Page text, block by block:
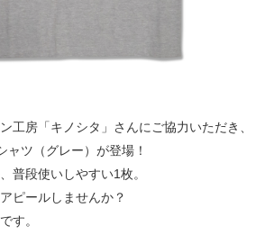
工房「キノシタ」さんにご協力いただき、
ツ（グレー）が登場！
普段使いしやすい1枚。
ピールしませんか？
す。